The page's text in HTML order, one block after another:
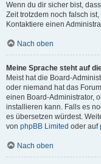
Wenn du dir sicher bist,
Zeit trotzdem noch falsch
Kontaktiere einen
Nach oben
Meine Sprache steht auf
Meist hat die Board-
oder niemand hat das
einen Board-Administrator,
installieren kann. Falls es
es übersetzen würdest.
von phpBB Limited oder auf
Nach oben